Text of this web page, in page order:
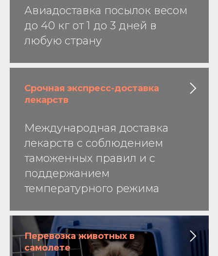
Авиадоставка посылок весом
до 40 кг от 1 до 3 дней в
любую страну
Срочная экспресс-доставка
лекарств
Международная доставка
лекарств с соблюдением
таможенных правил и с
поддержанием
температурного режима
Перевозка животных в
самолете